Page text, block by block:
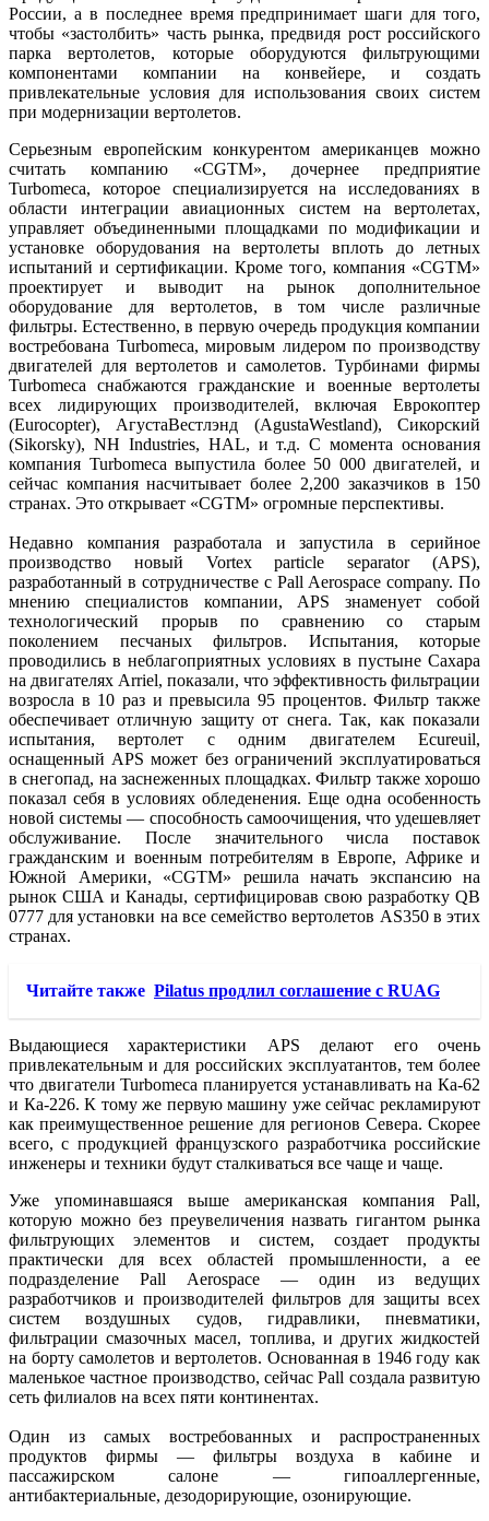
России, а в последнее время предпринимает шаги для того,
чтобы «застолбить» часть рынка, предвидя рост российского
парка вертолетов, которые оборудуются фильтрующими
компонентами компании на конвейере, и создать
привлекательные условия для использования своих систем
при модернизации вертолетов.
Серьезным европейским конкурентом американцев можно
считать компанию «CGTM», дочернее предприятие
Turbomeca, которое специализируется на исследованиях в
области интеграции авиационных систем на вертолетах,
управляет объединенными площадками по модификации и
установке оборудования на вертолеты вплоть до летных
испытаний и сертификации. Кроме того, компания «CGTM»
проектирует и выводит на рынок дополнительное
оборудование для вертолетов, в том числе различные
фильтры. Естественно, в первую очередь продукция компании
востребована Turbomeca, мировым лидером по производству
двигателей для вертолетов и самолетов. Турбинами фирмы
Turbomeca снабжаются гражданские и военные вертолеты
всех лидирующих производителей, включая Еврокоптер
(Eurocopter), АгустаВестлэнд (AgustaWestland), Сикорский
(Sikorsky), NH Industries, HAL, и т.д. С момента основания
компания Turbomeca выпустила более 50 000 двигателей, и
сейчас компания насчитывает более 2,200 заказчиков в 150
странах. Это открывает «CGTM» огромные перспективы.
Недавно компания разработала и запустила в серийное
производство новый Vortex particle separator (APS),
разработанный в сотрудничестве с Pall Aerospace company. По
мнению специалистов компании, APS знаменует собой
технологический прорыв по сравнению со старым
поколением песчаных фильтров. Испытания, которые
проводились в неблагоприятных условиях в пустыне Сахара
на двигателях Arriel, показали, что эффективность фильтрации
возросла в 10 раз и превысила 95 процентов. Фильтр также
обеспечивает отличную защиту от снега. Так, как показали
испытания, вертолет с одним двигателем Ecureuil,
оснащенный APS может без ограничений эксплуатироваться
в снегопад, на заснеженных площадках. Фильтр также хорошо
показал себя в условиях обледенения. Еще одна особенность
новой системы — способность самоочищения, что удешевляет
обслуживание. После значительного числа поставок
гражданским и военным потребителям в Европе, Африке и
Южной Америки, «CGTM» решила начать экспансию на
рынок США и Канады, сертифицировав свою разработку QB
0777 для установки на все семейство вертолетов AS350 в этих
странах.
Читайте также Pilatus продлил соглашение с RUAG
Выдающиеся характеристики APS делают его очень
привлекательным и для российских эксплуатантов, тем более
что двигатели Turbomeca планируется устанавливать на Ка-62
и Ка-226. К тому же первую машину уже сейчас рекламируют
как преимущественное решение для регионов Севера. Скорее
всего, с продукцией французского разработчика российские
инженеры и техники будут сталкиваться все чаще и чаще.
Уже упоминавшаяся выше американская компания Pall,
которую можно без преувеличения назвать гигантом рынка
фильтрующих элементов и систем, создает продукты
практически для всех областей промышленности, а ее
подразделение Pall Aerospace — один из ведущих
разработчиков и производителей фильтров для защиты всех
систем воздушных судов, гидравлики, пневматики,
фильтрации смазочных масел, топлива, и других жидкостей
на борту самолетов и вертолетов. Основанная в 1946 году как
маленькое частное производство, сейчас Pall создала развитую
сеть филиалов на всех пяти континентах.
Один из самых востребованных и распространенных
продуктов фирмы — фильтры воздуха в кабине и
пассажирском салоне — гипоаллергенные,
антибактериальные, дезодорирующие, озонирующие.